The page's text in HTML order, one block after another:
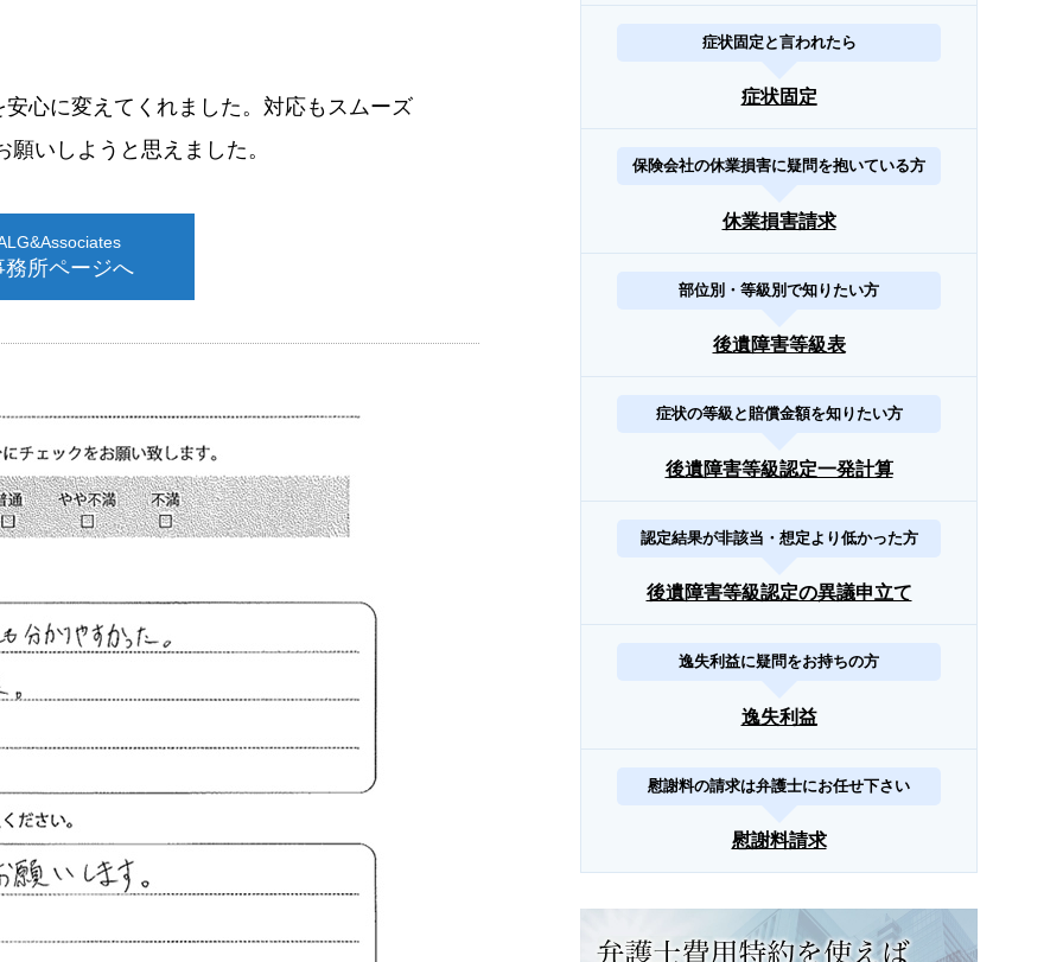
心に変えてくれました。対応もスムーズ
いしようと思えました。
所ページへ
症状固定と言われたら
症状固定
保険会社の休業損害に疑問を抱いている方
休業損害請求
部位別・等級別で知りたい方
後遺障害等級表
症状の等級と賠償金額を知りたい方
後遺障害等級認定一発計算
認定結果が非該当・想定より低かった方
後遺障害等級認定の異議申立て
逸失利益に疑問をお持ちの方
逸失利益
慰謝料の請求は弁護士にお任せ下さい
慰謝料請求